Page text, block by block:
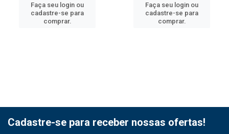
Faça seu login ou
cadastre-se para
comprar.
Faça seu login ou
cadastre-se para
comprar.
Cadastre-se para receber nossas ofertas!